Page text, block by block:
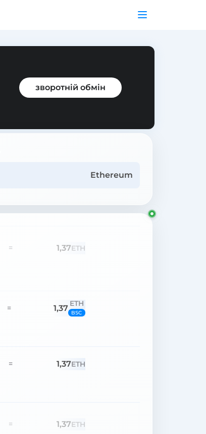
зворотній обмін
Ethereum
= 1,37ETH
= 1,37 ETH
BSC
= 1,37ETH
= 1,37ETH